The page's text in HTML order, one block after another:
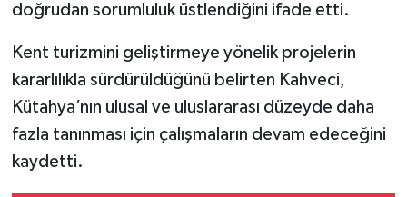
doğrudan sorumluluk üstlendiğini ifade etti.
Kent turizmini geliştirmeye yönelik projelerin
kararlılıkla sürdürüldüğünü belirten Kahveci,
Kütahya’nın ulusal ve uluslararası düzeyde daha
fazla tanınması için çalışmaların devam edeceğini
kaydetti.